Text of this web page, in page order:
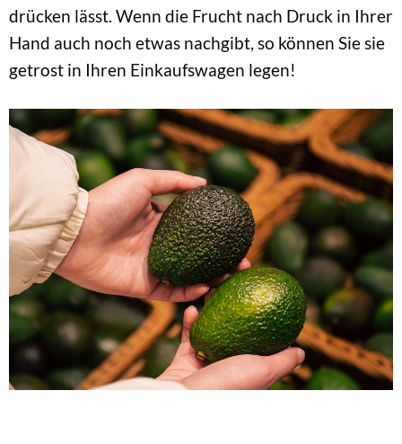
drücken lässt. Wenn die Frucht nach Druck in Ihrer
Hand auch noch etwas nachgibt, so können Sie sie
getrost in Ihren Einkaufswagen legen!